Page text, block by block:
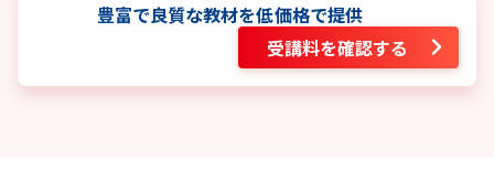
豊富で良質な教材を低価格で提供
受講料を確認する